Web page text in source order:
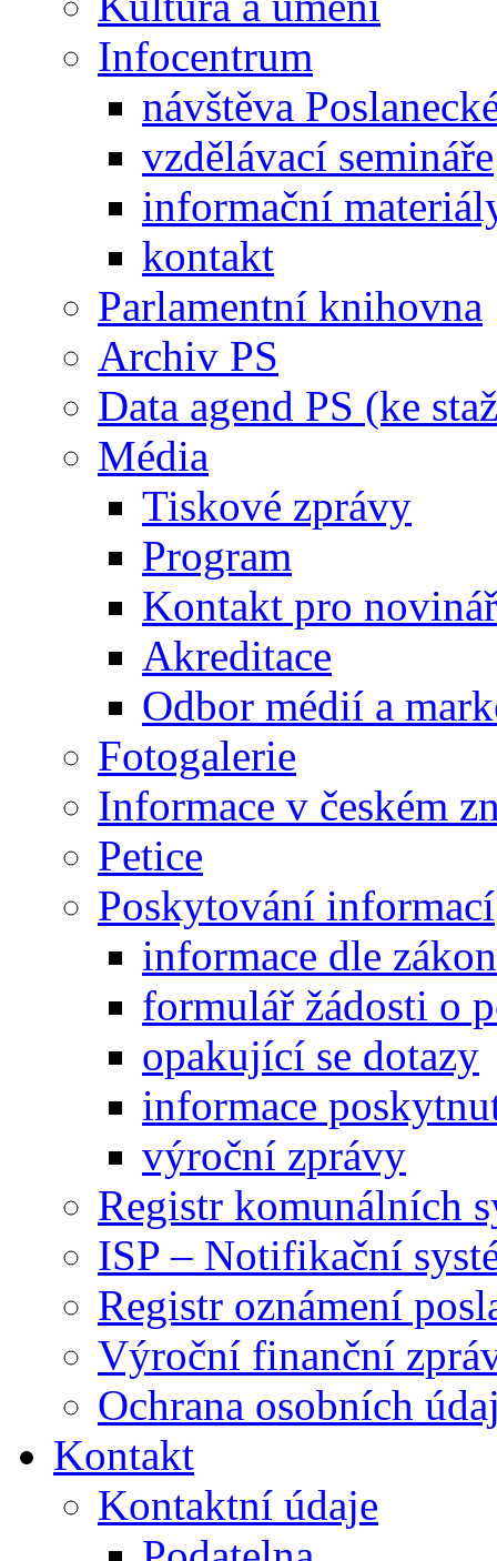
Infocentrum
návštěva
vzdělávací semináře
informační
kontakt
Parlamentní knihovna
Archiv PS
Data agend PS (ke
Média
Tiskové zprávy
Program
Kontakt pro
Akreditace
Odbor médií a
Fotogalerie
Informace v českém
Petice
Poskytování informací
informace dle
formulář žádosti o
opakující se dotazy
informace
výroční zprávy
Registr komunálních
ISP – Notifikační
Registr oznámení
Výroční finanční
Ochrana osobních
Kontakt
Kontaktní údaje